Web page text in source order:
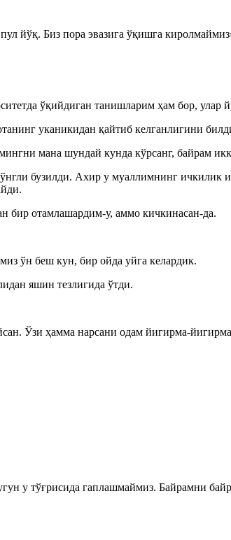
йўқ. Биз пора эвазига ўқишга
ўқийдиган танишларим ҳам бор, улар
уканикидан қайтиб келганлигини
мана шундай кунда кўрсанг, байрам
бузилди. Ахир у муаллимнинг
бир отамлашардим-у, аммо кичкинасан-да.
ўн беш кун, бир ойда уйга келардик.
яшин тезлигида ўтди.
Ўзи ҳамма нарсани одам йигирма-
у тўғрисида гаплашмаймиз. Байрамни